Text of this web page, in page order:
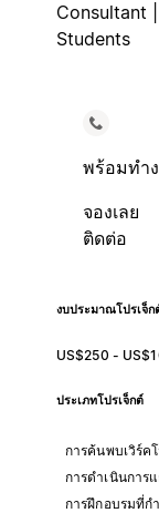
Consultant
Students
พร้อมทำ
จองเลย
ติดต่อ
งบประมาณโปรเจ็ก
US$250 -
ประเภทโปรเจ็กต์
การค้นพบเวิร์ค
การดำเนินการ
การฝึกอบรมที่ก